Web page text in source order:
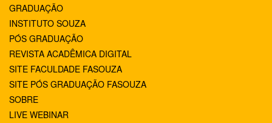
GRADUAÇÃO
INSTITUTO SOUZA
PÓS GRADUAÇÃO
REVISTA ACADÊMICA DIGITAL
SITE FACULDADE FASOUZA
SITE PÓS GRADUAÇÃO FASOUZA
SOBRE
LIVE WEBINAR